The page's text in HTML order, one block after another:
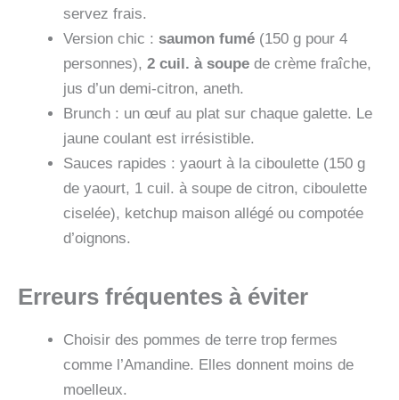
servez frais.
Version chic : saumon fumé (150 g pour 4
personnes), 2 cuil. à soupe de crème fraîche,
jus d’un demi-citron, aneth.
Brunch : un œuf au plat sur chaque galette. Le
jaune coulant est irrésistible.
Sauces rapides : yaourt à la ciboulette (150 g
de yaourt, 1 cuil. à soupe de citron, ciboulette
ciselée), ketchup maison allégé ou compotée
d’oignons.
Erreurs fréquentes à éviter
Choisir des pommes de terre trop fermes
comme l’Amandine. Elles donnent moins de
moelleux.